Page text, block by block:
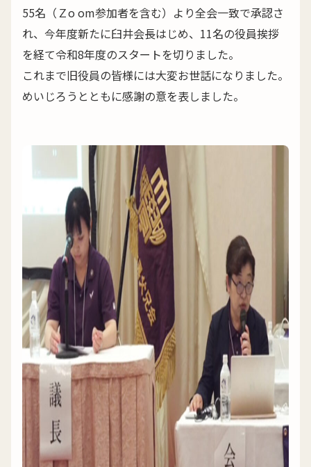
55名（Ｚo om参加者を含む）より全会一致で承認さ
れ、今年度新たに臼井会長はじめ、11名の役員挨拶
を経て令和8年度のスタートを切りました。
これまで旧役員の皆様には大変お世話になりました。
めいじろうとともに感謝の意を表しました。